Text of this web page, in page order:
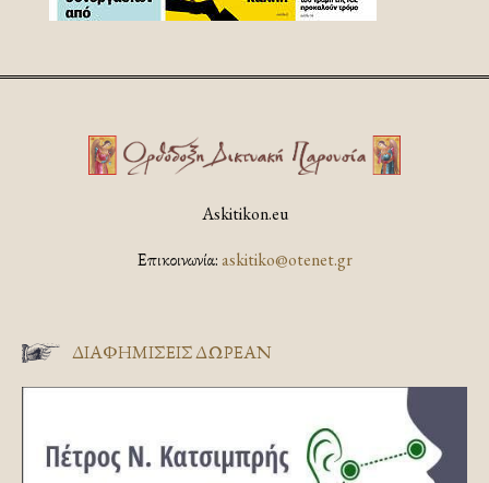
Askitikon.eu
Επικοινωνία:askitiko@otenet.gr
ΔΙΑΦΗΜΊΣΕΙΣ ΔΩΡΕΆΝ